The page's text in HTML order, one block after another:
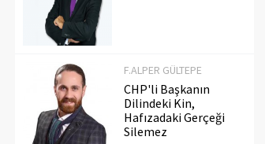
F.ALPER GÜLTEPE
CHP'li Başkanın
Dilindeki Kin,
Hafızadaki Gerçeği
Silemez